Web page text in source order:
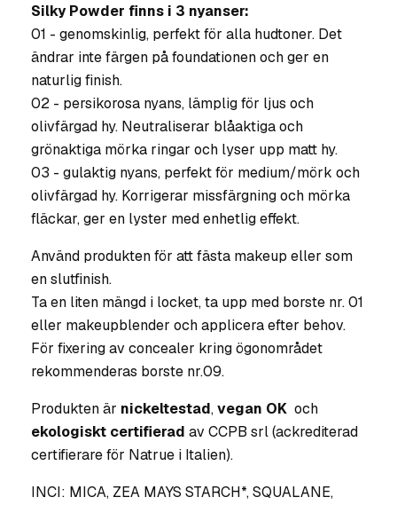
Silky Powder finns i 3 nyanser:
01 - genomskinlig, perfekt för alla hudtoner. Det
ändrar inte färgen på foundationen och ger en
naturlig finish.
02 - persikorosa nyans, lämplig för ljus och
olivfärgad hy. Neutraliserar blåaktiga och
grönaktiga mörka ringar och lyser upp matt hy.
03 - gulaktig nyans, perfekt för medium/mörk och
olivfärgad hy. Korrigerar missfärgning och mörka
fläckar, ger en lyster med enhetlig effekt.
Använd produkten för att fästa makeup eller som
en slutfinish.
Ta en liten mängd i locket, ta upp med borste nr. 01
eller makeupblender och applicera efter behov.
För fixering av concealer kring ögonområdet
rekommenderas borste nr.09.
Produkten är nickeltestad,vegan OK och
ekologiskt certifierad av CCPB srl (ackrediterad
certifierare för Natrue i Italien).
INCI: MICA, ZEA MAYS STARCH*, SQUALANE,